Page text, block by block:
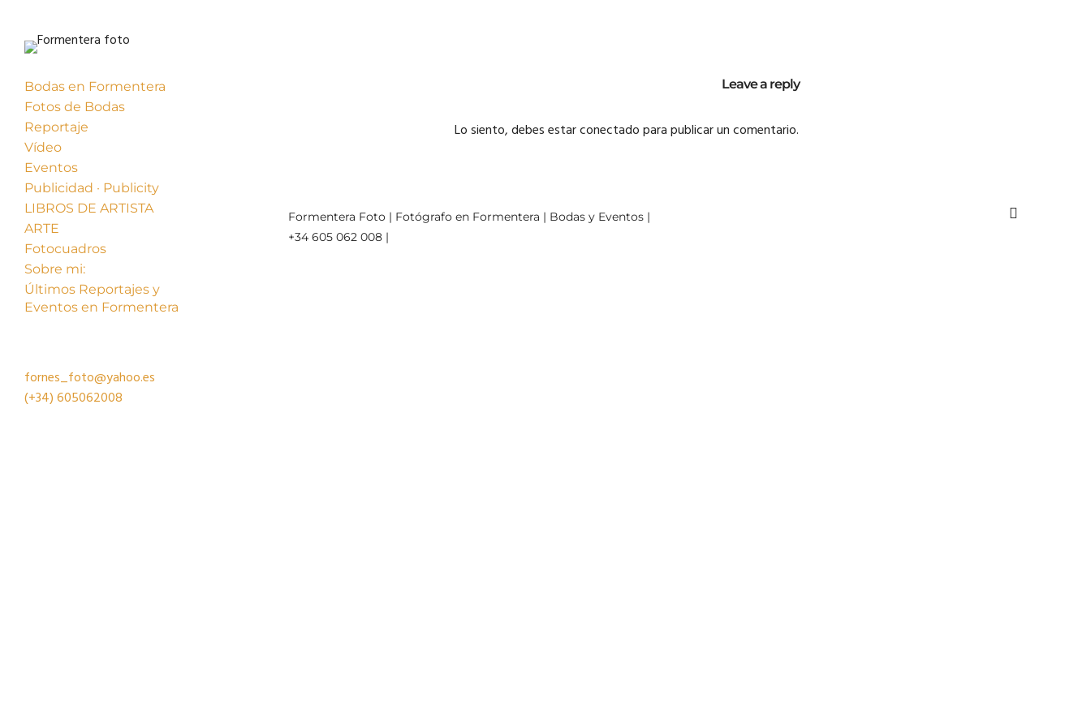
Bodas en Formentera
Fotos de Bodas
Reportaje
Vídeo
Eventos
Publicidad · Publicity
LIBROS DE ARTISTA
ARTE
Fotocuadros
Sobre mi:
Últimos Reportajes y
Eventos en Formentera
fornes_foto@yahoo.es
(+34)605062008
Leave a reply
Lo siento, debes estarconectadopara publicar un comentario.
Formentera Foto | Fotógrafo en Formentera | Bodas y Eventos |
+34 605 062 008 |